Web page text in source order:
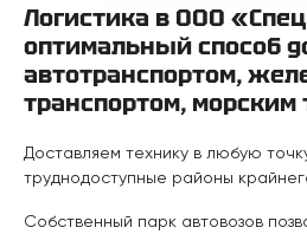
Логистика в ООО
оптимальный способ
автотранспортом,
транспортом, морским
Доставляем технику в любую
труднодоступные районы
Собственный парк автовозов